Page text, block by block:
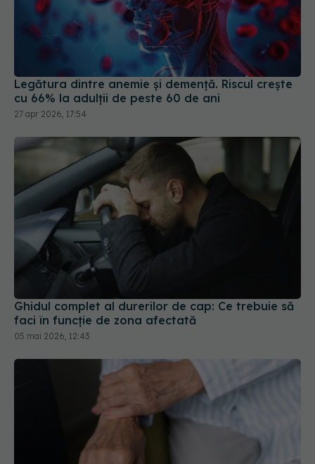
Legătura dintre anemie și demență. Riscul crește
cu 66% la adulții de peste 60 de ani
27 apr 2026, 17:54
Ghidul complet al durerilor de cap: Ce trebuie să
faci în funcție de zona afectată
05 mai 2026, 12:43